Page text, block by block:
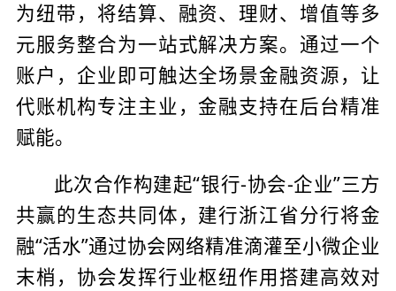
为纽带，将结算、融资、理财、增值等多
元服务整合为一站式解决方案。通过一个
账户，企业即可触达全场景金融资源，让
代账机构专注主业，金融支持在后台精准
赋能。
此次合作构建起“银行-协会-企业”三方
共赢的生态共同体，建行浙江省分行将金
融“活水”通过协会网络精准滴灌至小微企业
末梢，协会发挥行业枢纽作用搭建高效对